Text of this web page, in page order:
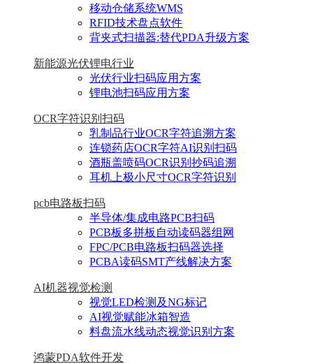
移动仓储系统WMS
RFID技术盘点软件
背夹式扫描器:替代PDA升级方案
新能源光伏锂电行业
光伏行业扫码应用方案
锂电池扫码应用方案
OCR字符识别扫码
乳制品行业OCR字符追溯方案
连锁药店OCR字符AI识别扫码
酒瓶盖喷码OCR识别抄码追溯
耳机上极小尺寸OCR字符识别
pcb电路板扫码
半导体/集成电路PCB扫码
PCB板多拼板自动读码器组网
FPC/PCB电路板扫码器选择
PCBA读码SMT产线解决方案
AI机器视觉检测
视觉LED检测及NG标记
AI视觉赋能冰箱智造
料盘流水线动态视觉识别方案
鸿蒙PDA软件开发